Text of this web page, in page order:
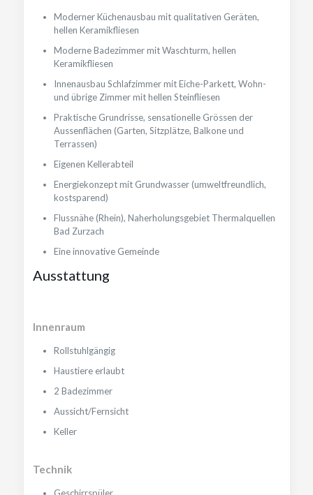
Moderner Küchenausbau mit qualitativen Geräten,
hellen Keramikfliesen
Moderne Badezimmer mit Waschturm, hellen
Keramikfliesen
Innenausbau Schlafzimmer mit Eiche-Parkett, Wohn-
und übrige Zimmer mit hellen Steinfliesen
Praktische Grundrisse, sensationelle Grössen der
Aussenflächen (Garten, Sitzplätze, Balkone und
Terrassen)
Eigenen Kellerabteil
Energiekonzept mit Grundwasser (umweltfreundlich,
kostsparend)
Flussnähe (Rhein), Naherholungsgebiet Thermalquellen
Bad Zurzach
Eine innovative Gemeinde
Ausstattung
Innenraum
Rollstuhlgängig
Haustiere erlaubt
2 Badezimmer
Aussicht/Fernsicht
Keller
Technik